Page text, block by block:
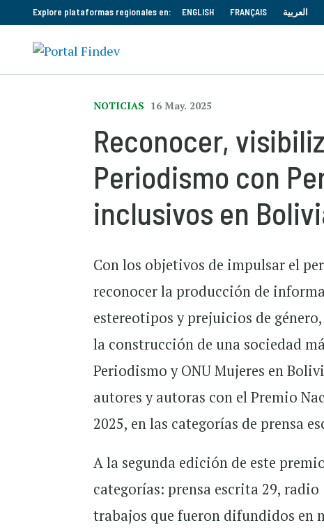
Explore plataformas regionales en: ENGLISH FRANÇAIS العربية
NOTICIAS 16 May. 2025
Reconocer,
Periodismo con
inclusivos en
Con los objetivos de impulsar el
reconocer la producción de
estereotipos y prejuicios de
la construcción de una sociedad
Periodismo y ONU Mujeres en
autores y autoras con el Premio
2025, en las categorías de prensa
A la segunda edición de este
categorías: prensa escrita 29,
trabajos que fueron difundidos en